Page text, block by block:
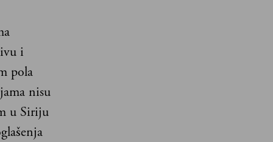
i
pola
nisu
u Siriju